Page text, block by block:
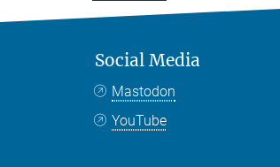
Social Media
Mastodon
YouTube